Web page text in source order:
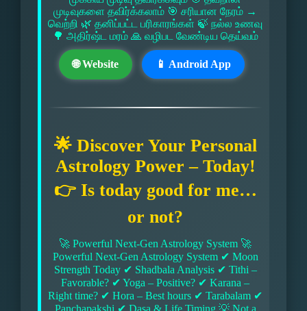
முடிவுகளை தவிர்க்கலாம் 🎯 சரியான நேரம் →
வெற்றி 🌿 தனிப்பட்ட பரிகாரங்கள் 🍃 நல்ல உணவு
🌳 அதிர்ஷ்ட மரம் 🙏 வழிபட வேண்டிய தெய்வம்
🌐 Website 📱 Android App
🌟 Discover Your Personal
Astrology Power – Today!
👉 Is today good for me…
or not?
🚀 Powerful Next-Gen Astrology System 🚀
Powerful Next-Gen Astrology System ✔ Moon
Strength Today ✔ Shadbala Analysis ✔ Tithi –
Favorable? ✔ Yoga – Positive? ✔ Karana –
Right time? ✔ Hora – Best hours ✔ Tarabalam ✔